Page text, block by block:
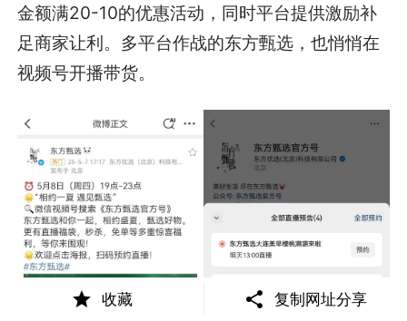
金额满20-10的优惠活动，同时平台提供激励补
足商家让利。多平台作战的东方甄选，也悄悄在
视频号开播带货。
收藏 复制网址分享